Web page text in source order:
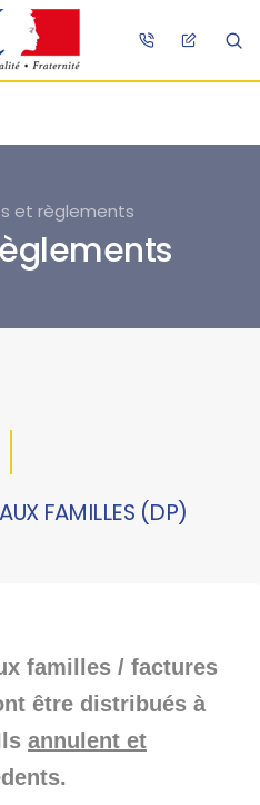
et règlements
FAMILLES (DP)
familles / factures
être distribués à
annulent et